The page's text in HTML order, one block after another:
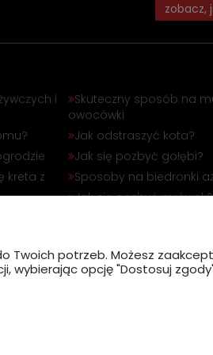
zobacz,
i
kreta z
Skuteczny sposób na
owocówki
Jak odstraszyć kota?
Jak się pozbyć gołębi?
Sposoby na biedronki
Jak się pozbyć mrówek?
Twoich potrzeb. Możesz
wybierając opcję "Dostosuj